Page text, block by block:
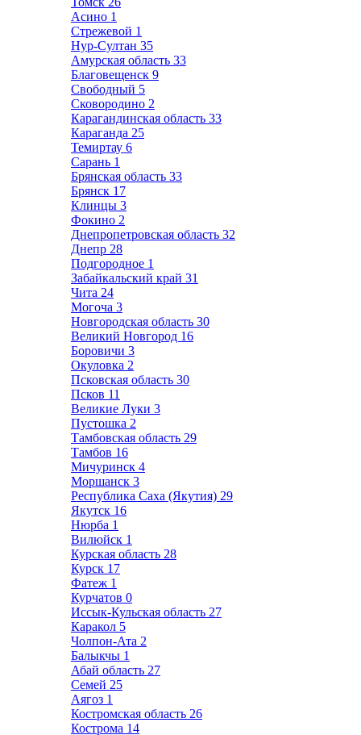
Асино 1
Стрежевой 1
Нур-Султан 35
Амурская область 33
Благовещенск 9
Свободный 5
Сковородино 2
Карагандинская область 33
Караганда 25
Темиртау 6
Сарань 1
Брянская область 33
Брянск 17
Клинцы 3
Фокино 2
Днепропетровская область 32
Днепр 28
Подгородное 1
Забайкальский край 31
Чита 24
Могоча 3
Новгородская область 30
Великий Новгород 16
Боровичи 3
Окуловка 2
Псковская область 30
Псков 11
Великие Луки 3
Пустошка 2
Тамбовская область 29
Тамбов 16
Мичуринск 4
Моршанск 3
Республика Саха (Якутия) 29
Якутск 16
Нюрба 1
Вилюйск 1
Курская область 28
Курск 17
Фатеж 1
Курчатов 0
Иссык-Кульская область 27
Каракол 5
Чолпон-Ата 2
Балыкчы 1
Абай область 27
Семей 25
Аягоз 1
Костромская область 26
Кострома 14